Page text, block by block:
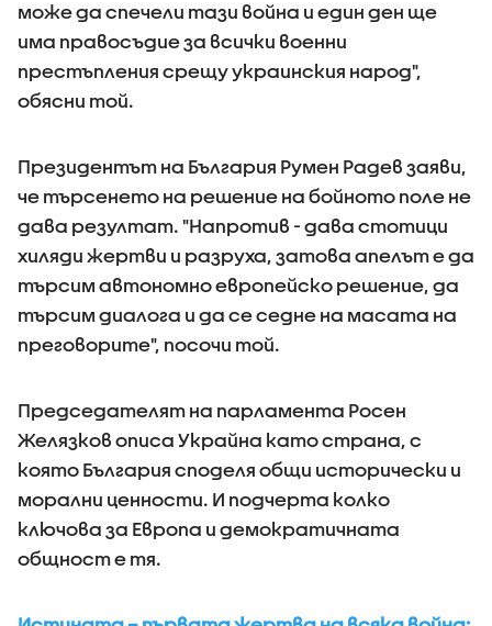
може да спечели тази война и един ден ще
има правосъдие за всички военни
престъпления срещу украинския народ",
обясни той.
Президентът на България Румен Радев заяви,
че търсенето на решение на бойното поле не
дава резултат. "Напротив - дава стотици
хиляди жертви и разруха, затова апелът е да
търсим автономно европейско решение, да
търсим диалога и да се седне на масата на
преговорите", посочи той.
Председателят на парламента Росен
Желязков описа Украйна като страна, с
която България споделя общи исторически и
морални ценности. И подчерта колко
ключова за Европа и демократичната
общност е тя.